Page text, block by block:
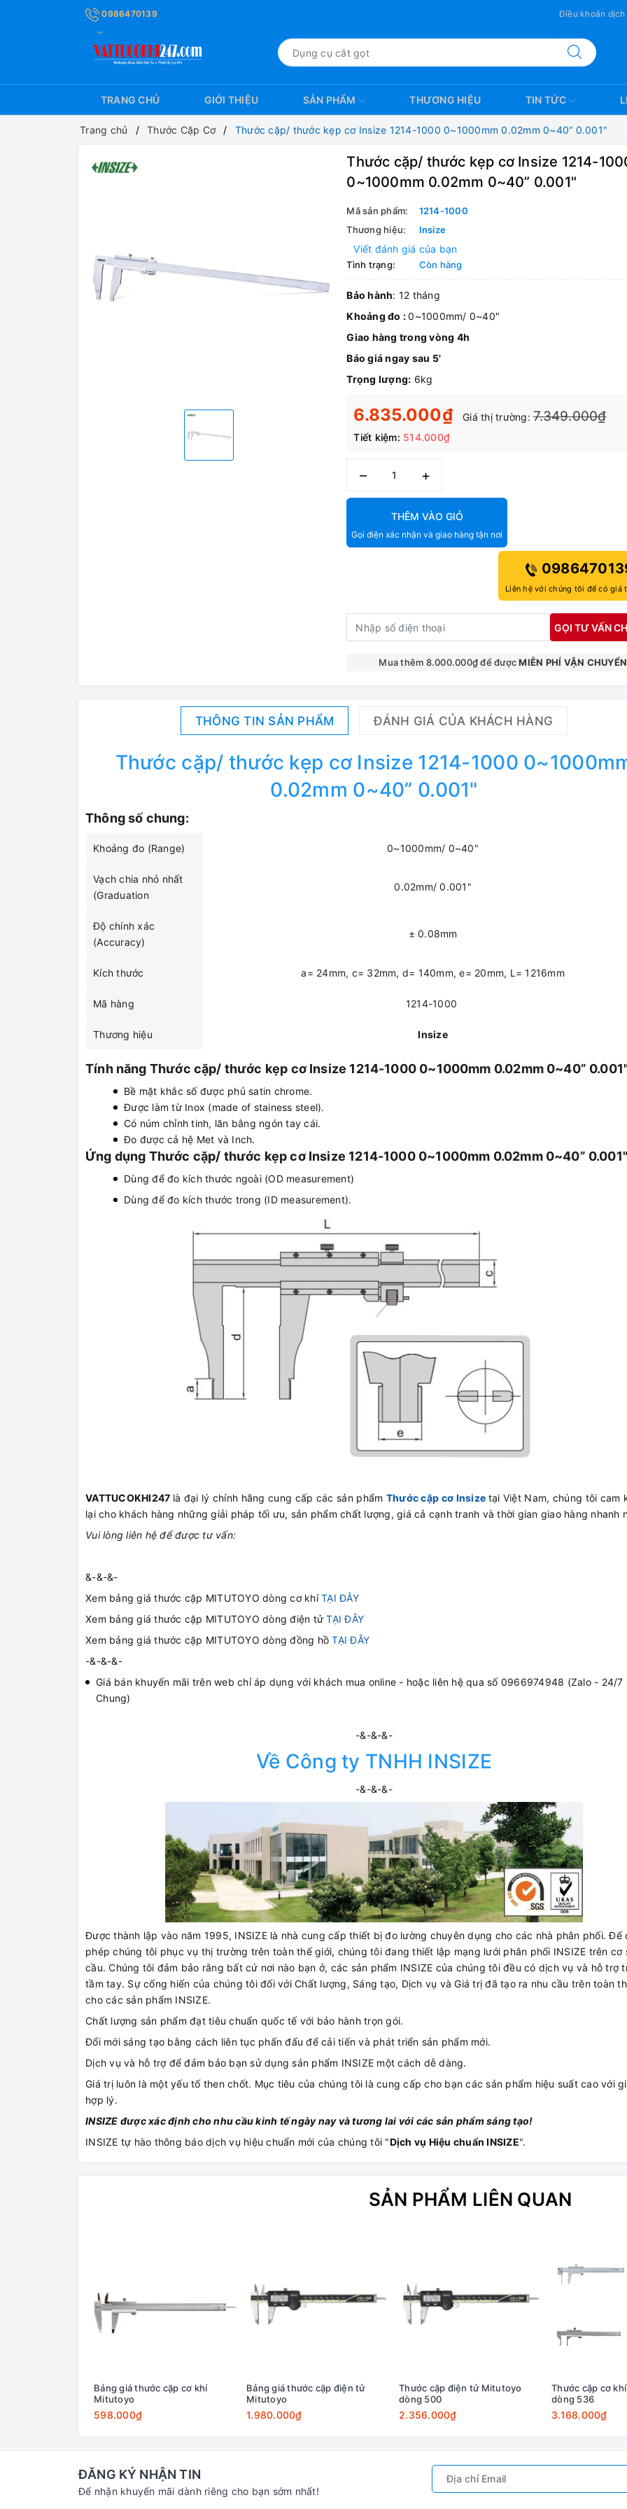
0986470139 Điều khoản dịch
TRANG CHỦ GIỚI THIỆU SẢN PHẨM THƯƠNG HIỆU TIN TỨC
Trang chủ Thước Cặp Cơ Thước cặp/ thước kẹp cơ Insize 1214-1000 0~1000mm 0.02mm 0~40” 0.001"
Thước cặp/ thước kẹp cơ Insize 1214-
0~1000mm 0.02mm 0~40” 0.001"
Mã sản phẩm:
1214-1000
Thương hiệu:
Insize
Viết đánh giá của bạn
Tình trạng: Còn hàng
Bảo hành: 12 tháng
Khoảng đo :0~1000mm/ 0~40"
Giao hàng trong vòng 4h
Báo giá ngay sau 5'
Trọng lượng: 6kg
6.835.000₫ Giá thị trường:7.349.000₫
Tiết kiệm: 514.000₫
– +
THÊM VÀO GIỎ
Gọi điện xác nhận và giao hàng tận nơi
Liên hệ với chúng tôi để có giá
GỌI TƯ VẤN
Mua thêm 8.000.000₫ để đượcMIỄN PHÍ VẬN CHUYỂN
THÔNG TIN SẢN PHẨM ĐÁNH GIÁ CỦA KHÁCH HÀNG
Thước cặp/ thước kẹp cơ Insize 1214-1000
0.02mm 0~40” 0.001"
Thông số chung:
Khoảng đo (Range) 0~1000mm/ 0~40"
Vạch chia nhỏ nhất
(Graduation
0.02mm/ 0.001"
Độ chính xác
(Accuracy)
± 0.08mm
Kích thước a= 24mm, c= 32mm, d= 140mm, e= 20mm, L= 1216mm
Mã hàng 1214-1000
Thương hiệu Insize
Tính năng Thước cặp/ thước kẹp cơ Insize 1214-1000 0~1000mm 0.02mm 0~40”
Bề mặt khắc số được phủ satin chrome.
Được làm từ Inox (made of stainess steel).
Có núm chỉnh tinh, lăn bằng ngón tay cái.
Đo được cả hệ Met và Inch.
Ứng dụng Thước cặp/ thước kẹp cơ Insize 1214-1000 0~1000mm 0.02mm 0~40”
Dùng để đo kích thước ngoài (OD measurement)
Dùng để đo kích thước trong (ID measurement).
VATTUCOKHI247 là đại lý chính hãng cung cấp các sản phẩm Thước cặp cơ Insize tại Việt Nam, chúng tôi cam
lại cho khách hàng những giải pháp tối ưu, sản phẩm chất lượng, giá cả cạnh tranh và thời gian giao hàng nhanh
Vui lòng liên hệ để được tư vấn:
&-&-&-
Xem bảng giá thước cặp MITUTOYO dòng cơ khíTẠI ĐÂY
Xem bảng giá thước cặp MITUTOYO dòng điện tửTẠI ĐÂY
Xem bảng giá thước cặp MITUTOYO dòng đồng hồTẠI ĐÂY
-&-&-&-
Giá bán khuyến mãi trên web chỉ áp dụng với khách mua online - hoặc liên hệ qua số 0966974948 (Zalo - 24/7
Chung)
-&-&-&-
Về Công ty TNHH INSIZE
-&-&-&-
Được thành lập vào năm 1995, INSIZE là nhà cung cấp thiết bị đo lường chuyên dụng cho các nhà phân phối. Để
phép chúng tôi phục vụ thị trường trên toàn thế giới, chúng tôi đang thiết lập mạng lưới phân phối INSIZE trên cơ
cầu. Chúng tôi đảm bảo rằng bất cứ nơi nào bạn ở, các sản phẩm INSIZE của chúng tôi đều có dịch vụ và hỗ trợ
tầm tay. Sự cống hiến của chúng tôi đối với Chất lượng, Sáng tạo, Dịch vụ và Giá trị đã tạo ra nhu cầu trên toàn
cho các sản phẩm INSIZE.
Chất lượng sản phẩm đạt tiêu chuẩn quốc tế với bảo hành trọn gói.
Đổi mới sáng tạo bằng cách liên tục phấn đấu để cải tiến và phát triển sản phẩm mới.
Dịch vụ và hỗ trợ để đảm bảo bạn sử dụng sản phẩm INSIZE một cách dễ dàng.
Giá trị luôn là một yếu tố then chốt. Mục tiêu của chúng tôi là cung cấp cho bạn các sản phẩm hiệu suất cao với
hợp lý.
INSIZE được xác định cho nhu cầu kinh tế ngày nay và tương lai với các sản phẩm sáng tạo!
INSIZE tự hào thông báo dịch vụ hiệu chuẩn mới của chúng tôi "Dịch vụ Hiệu chuẩn INSIZE".
SẢN PHẨM LIÊN QUAN
Bảng giá thước cặp cơ khí
Mitutoyo
598.000₫
Bảng giá thước cặp điện tử
Mitutoyo
1.980.000₫
Thước cặp điện tử Mitutoyo
dòng 500
2.356.000₫
Thước cặp cơ
dòng 536
3.168.000₫
ĐĂNG KÝ NHẬN TIN
Để nhận khuyến mãi dành riêng cho bạn sớm nhất!